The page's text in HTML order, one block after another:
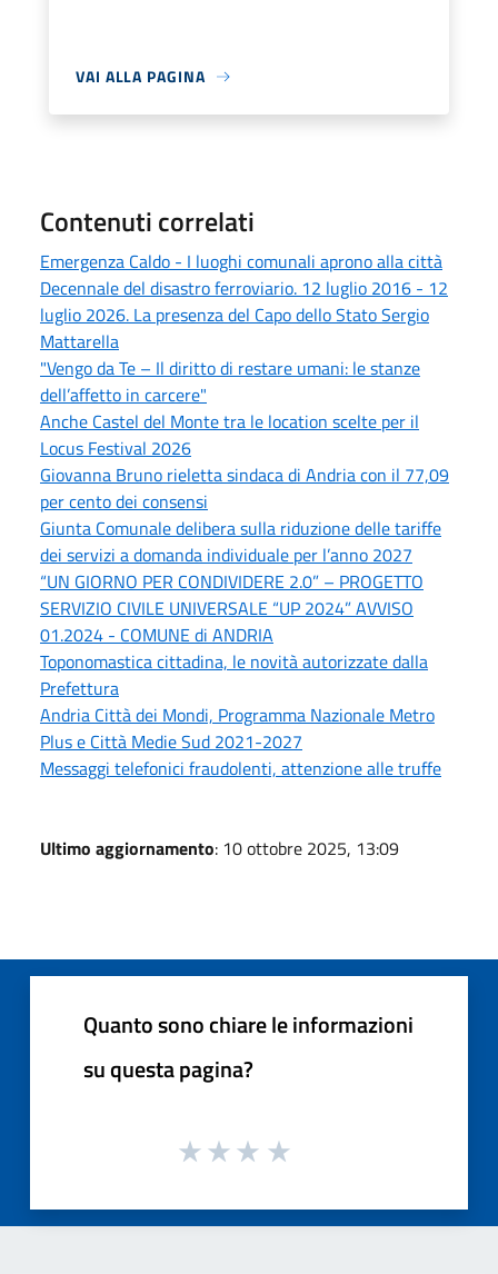
VAI ALLA PAGINA
Contenuti correlati
Emergenza Caldo - I luoghi comunali aprono alla città
Decennale del disastro ferroviario. 12 luglio 2016 - 12
luglio 2026. La presenza del Capo dello Stato Sergio
Mattarella
"Vengo da Te – Il diritto di restare umani: le stanze
dell’affetto in carcere"
Anche Castel del Monte tra le location scelte per il
Locus Festival 2026
Giovanna Bruno rieletta sindaca di Andria con il 77,09
per cento dei consensi
Giunta Comunale delibera sulla riduzione delle tariffe
dei servizi a domanda individuale per l’anno 2027
“UN GIORNO PER CONDIVIDERE 2.0” – PROGETTO
SERVIZIO CIVILE UNIVERSALE “UP 2024” AVVISO
01.2024 - COMUNE di ANDRIA
Toponomastica cittadina, le novità autorizzate dalla
Prefettura
Andria Città dei Mondi, Programma Nazionale Metro
Plus e Città Medie Sud 2021-2027
Messaggi telefonici fraudolenti, attenzione alle truffe
Ultimo aggiornamento: 10 ottobre 2025, 13:09
Quanto sono chiare le informazioni
su questa pagina?